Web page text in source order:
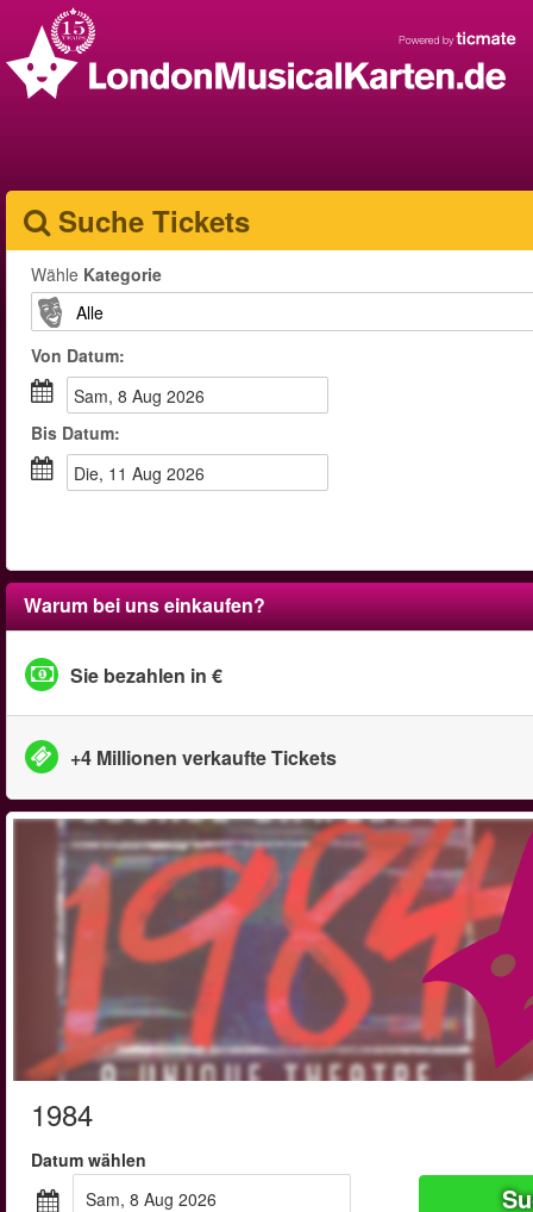
Suche Tickets
Wähle Kategorie
Von Datum:
Sam, 8 Aug 2026
Bis Datum:
Die, 11 Aug 2026
Warum bei uns einkaufen?
Sie bezahlen in €
+4 Millionen verkaufte Tickets
1984
Datum wählen
Sam, 8 Aug 2026